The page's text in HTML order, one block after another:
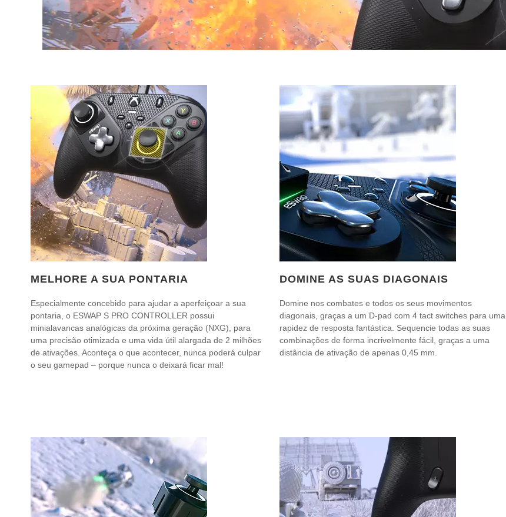
MELHORE A SUA PONTARIA
Especialmente concebido para ajudar a aperfeiçoar a sua
pontaria, o ESWAP S PRO CONTROLLER possui
minialavancas analógicas da próxima geração (NXG), para
uma precisão otimizada e uma vida útil alargada de 2 milhões
de ativações. Aconteça o que acontecer, nunca poderá culpar
o seu gamepad – porque nunca o deixará ficar mal!
DOMINE AS SUAS DIAGONAIS
Domine nos combates e todos os seus movimentos
diagonais, graças a um D-pad com 4 tact switches para uma
rapidez de resposta fantástica. Sequencie todas as suas
combinações de forma incrivelmente fácil, graças a uma
distância de ativação de apenas 0,45 mm.